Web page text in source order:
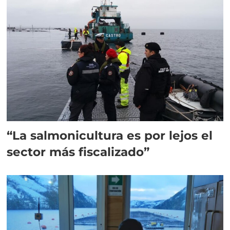
“La salmonicultura es por lejos el
sector más fiscalizado”